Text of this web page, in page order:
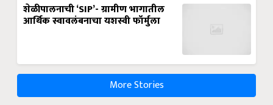
शेळीपालनाची ‘SIP’- ग्रामीण भागातील
आर्थिक स्वावलंबनाचा यशस्वी फॉर्मुला
More Stories